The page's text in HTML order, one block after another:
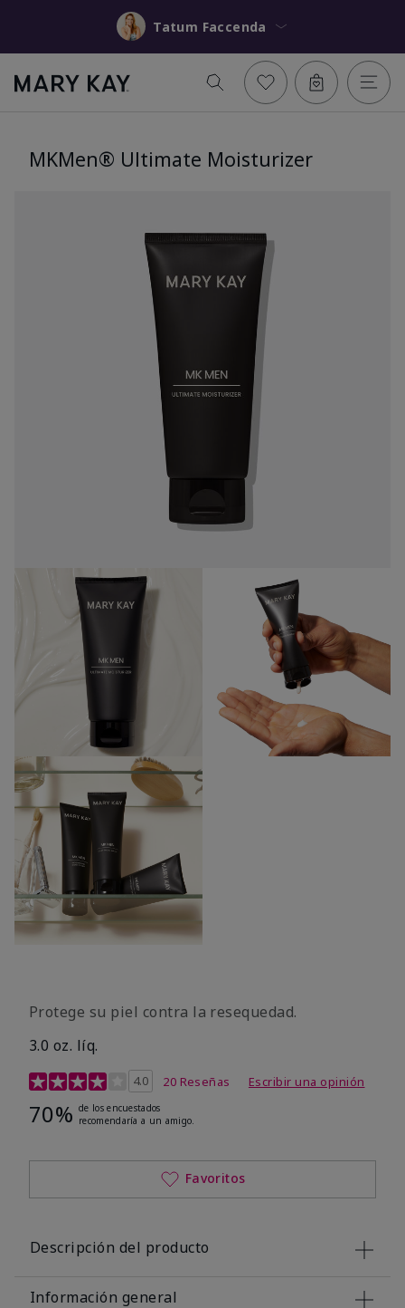
Tatum Faccenda
MKMen® Ultimate Moisturizer
Protege su piel contra la resequedad.
3.0 oz. líq.
Calificación de clientes de 3,7 de 5
4.0 20 Reseñas Escribir una opinión
70% de los encuestados
recomendaría a un amigo.
Favoritos
Descripción del producto
Información general